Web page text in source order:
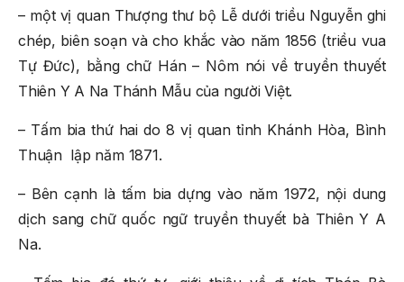
– một vị quan Thượng thư bộ Lễ dưới triều Nguyễn ghi
chép, biên soạn và cho khắc vào năm 1856 (triều vua
Tự Đức), bằng chữ Hán – Nôm nói về truyền thuyết
Thiên Y A Na Thánh Mẫu của người Việt.
– Tấm bia thứ hai do 8 vị quan tỉnh Khánh Hòa, Bình
Thuận lập năm 1871.
– Bên cạnh là tấm bia dựng vào năm 1972, nội dung
dịch sang chữ quốc ngữ truyền thuyết bà Thiên Y A
Na.